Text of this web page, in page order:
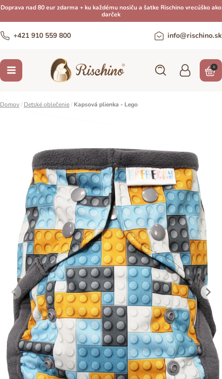
Doprava nad 80 eur zdarma + ku každému nosiču a šatke Rischino vrecúško ako
darček
+421 910 559 800 info@rischino.sk
0
Domov/ Detské oblečenie/ Kapsová plienka - Lego